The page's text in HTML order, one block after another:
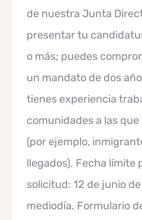
de nuestra Junta
presentar tu
o más; puedes
un mandato de dos
tienes experiencia
comunidades a las que
(por ejemplo,
llegados). Fecha límite
solicitud: 12 de junio
mediodía. Formulario